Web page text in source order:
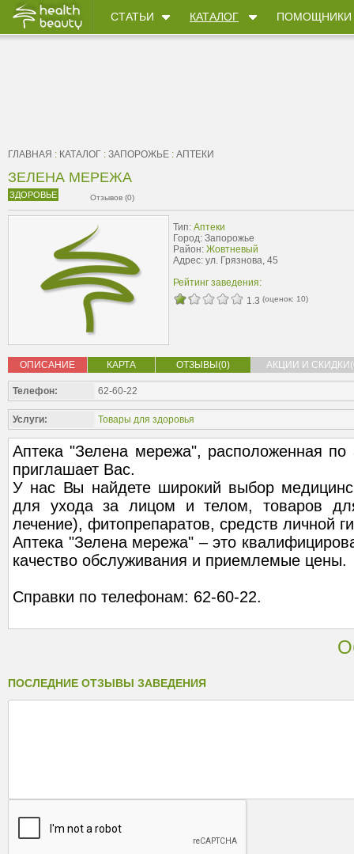
СТАТЬИ КАТАЛОГ ПОМОЩНИКИ
ГЛАВНАЯ : КАТАЛОГ : ЗАПОРОЖЬЕ : АПТЕКИ
ЗЕЛЕНА МЕРЕЖА
ЗДОРОВЬЕ Отзывов (0)
Тип: Аптеки
Город: Запорожье
Район: Жовтневый
Адрес: ул. Грязнова, 45
Рейтинг заведения:
1.3 (оценок: 10)
ОПИСАНИЕ КАРТА ОТЗЫВЫ(0) АКЦИИ И
Телефон: 62-60-22
Услуги: Товары для здоровья
Аптека "Зелена мережа", расположенная по
приглашает Вас.
У нас Вы найдете широкий выбор
для ухода за лицом и телом, товаров
лечение), фитопрепаратов, средств личной
Аптека "Зелена мережа" – это
качество обслуживания и приемлемые цены.
Справки по телефонам: 62-60-22.
ПОСЛЕДНИЕ ОТЗЫВЫ ЗАВЕДЕНИЯ